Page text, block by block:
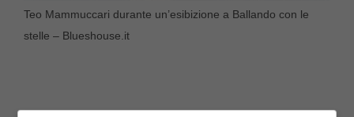
Teo Mammuccari durante un’esibizione a Ballando con le
stelle – Blueshouse.it